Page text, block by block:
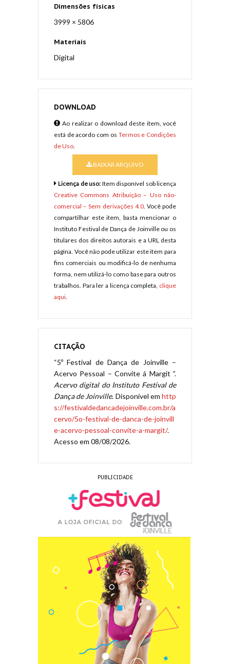
Dimensões físicas
3999 × 5806
Materiais
Digital
DOWNLOAD
Ao realizar o download deste item, você
está de acordo com os Termos e Condições
de Uso.
BAIXAR ARQUIVO
Licença de uso: Item disponível sob licença
Creative Commons Atribuição – Uso não-
comercial – Sem derivações 4.0. Você pode
compartilhar este item, basta mencionar o
Instituto Festival de Dança de Joinville ou os
titulares dos direitos autorais e a URL desta
página. Você não pode utilizar este item para
fins comerciais ou modificá-lo de nenhuma
forma, nem utilizá-lo como base para outros
trabalhos. Para ler a licença completa, clique
aqui.
CITAÇÃO
“5º Festival de Dança de Joinville –
Acervo Pessoal – Convite á Margit ”.
Acervo digital do Instituto Festival de
Dança de Joinville. Disponível emhttp
s://festivaldedancadejoinville.com.br/a
cervo/5o-festival-de-danca-de-joinvill
e-acervo-pessoal-convite-a-margit/.
Acesso em 08/08/2026.
PUBLICIDADE